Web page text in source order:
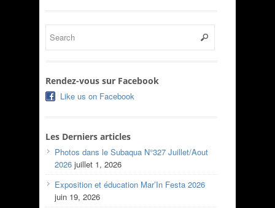
Rendez-vous sur Facebook
Like us on Facebook
Les Derniers articles
Photos dans le Subaqua N°327 Juillet/Aout
2026 juillet 1, 2026
Exposition et éducation Mar’In Festa 2026
juin 19, 2026